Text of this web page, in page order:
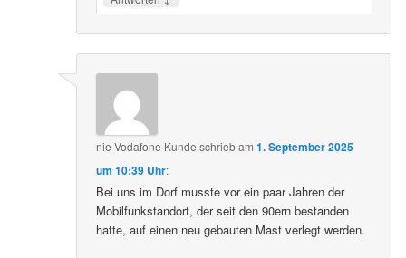
nie Vodafone Kunde schriebam1. September 2025
um 10:39 Uhr:
Bei uns im Dorf musste vor ein paar Jahren der
Mobilfunkstandort, der seit den 90ern bestanden
hatte, auf einen neu gebauten Mast verlegt werden.